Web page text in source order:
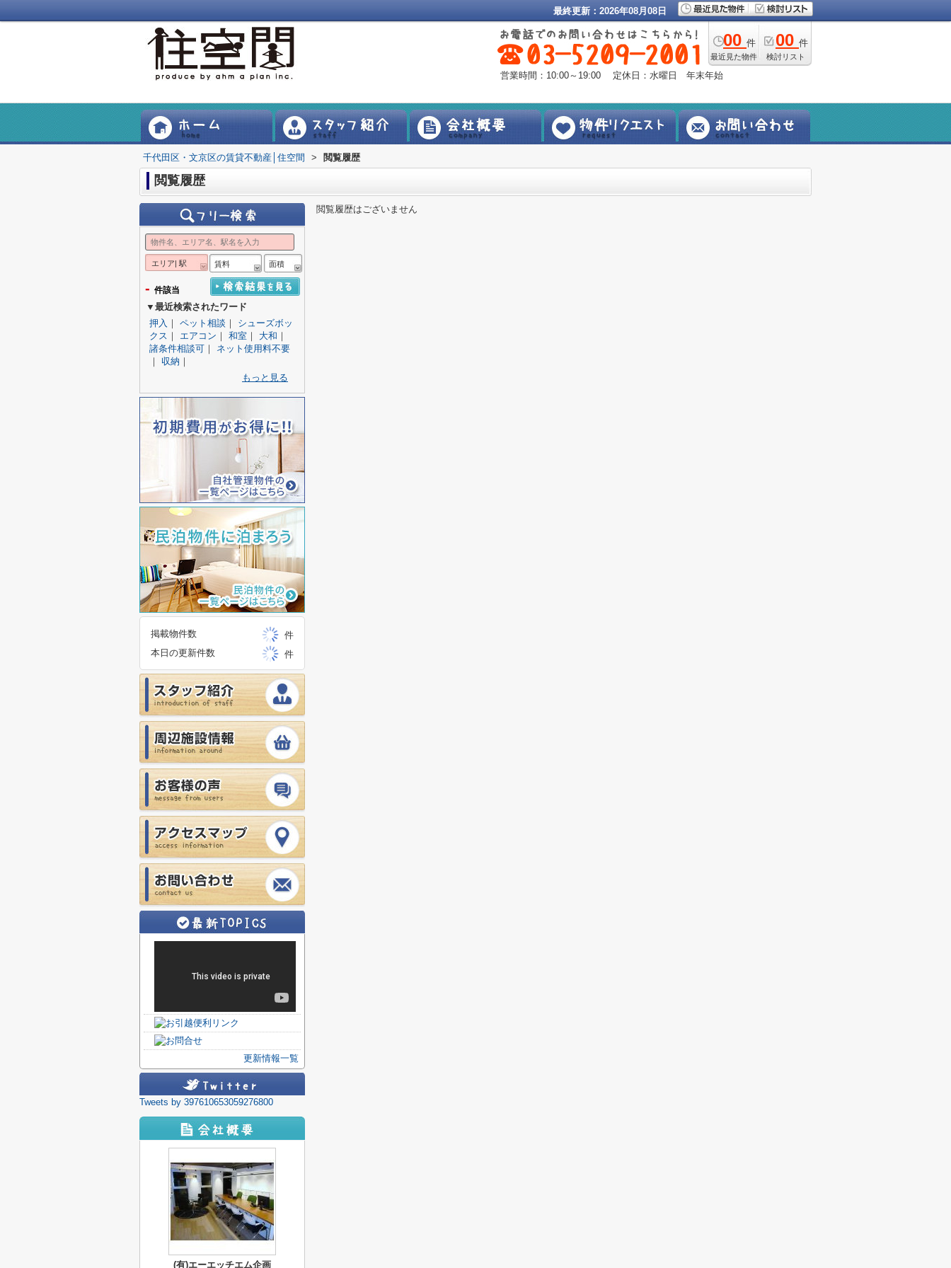
最終更新：2026年08月08日
00 件
最近見た物件
00 件
検討リスト
営業時間：10:00～19:00 定休日：水曜日 年末年始
千代田区・文京区の賃貸不動産│住空間 > 閲覧履歴
閲覧履歴
閲覧履歴はございません
エリア| 駅 賃料 面積
- 件該当
▼最近検索されたワード
押入 ｜ ペット相談 ｜ シューズボッ
クス ｜ エアコン ｜ 和室 ｜ 大和 ｜
諸条件相談可 ｜ ネット使用料不要
｜ 収納 ｜
もっと見る
掲載物件数
件
本日の更新件数
件
更新情報一覧
Tweets by 397610653059276800
(有)エーエッチエム企画